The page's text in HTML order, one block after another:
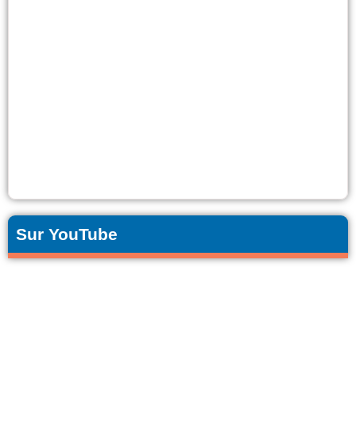
Sur YouTube